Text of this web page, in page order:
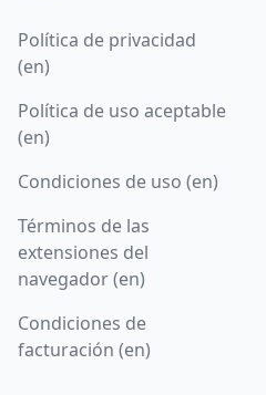
Política de privacidad
(en)
Política de uso aceptable
(en)
Condiciones de uso (en)
Términos de las
extensiones del
navegador (en)
Condiciones de
facturación (en)